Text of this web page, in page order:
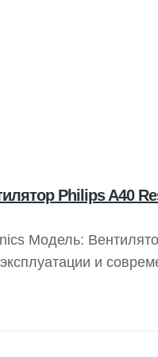
Philips A40
Модель:
и
улучшенную
терапевтических